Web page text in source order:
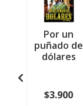
Por un
puñado de
dólares
$3.900